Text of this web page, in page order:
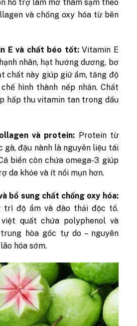
hỗ trợ làm mờ thâm sạm theo
và chống oxy hóa từ bên
E và chất béo tốt:Vitamin E
nhân, hạt hướng dương, bơ
chất này giúp giữ ẩm, tăng độ
hình thành nếp nhăn. Chất
hấp thu vitamin tan trong dầu
và protein: Protein từ
gà, đậu nành là nguyên liệu tái
biển còn chứa omega-3 giúp
da khỏe và ít nổi mụn hơn.
bổ sung chất chống oxy hóa:
trì độ ẩm và đào thải độc tố.
quất chứa polyphenol và
hòa gốc tự do – nguyên
hóa sớm.